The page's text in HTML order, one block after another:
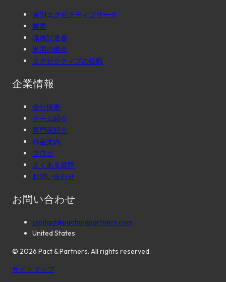
国別エグゼクティブサーチ
業界
職務記述書
米国の拠点
エグゼクティブの役職
企業情報
会社概要
チーム紹介
専門家紹介
料金案内
ブログ
よくある質問
お問い合わせ
お問い合わせ
contact@pactandpartners.com
United States
© 2026 Pact & Partners. All rights reserved.
サイトマップ